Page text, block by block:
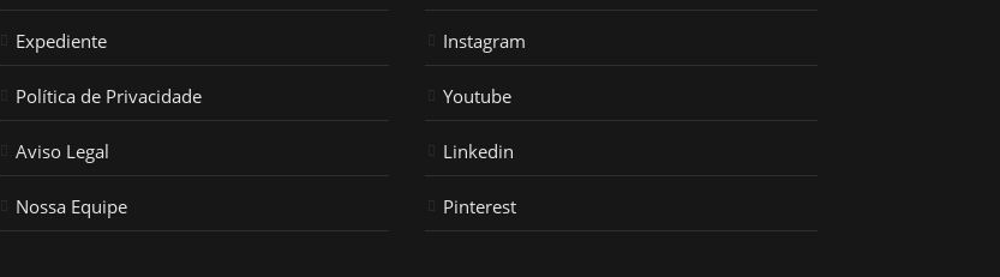
Expediente
Política de Privacidade
Aviso Legal
Nossa Equipe
Instagram
Youtube
Linkedin
Pinterest